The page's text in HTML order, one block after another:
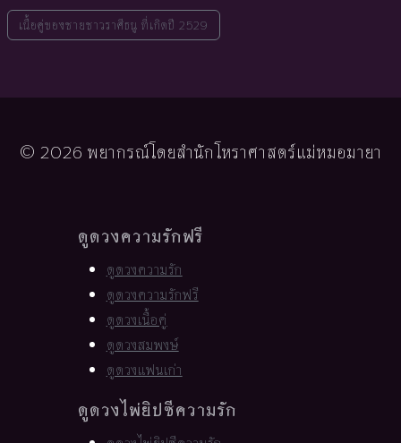
เนื้อคู่ของชายชาวราศีธนู ที่เกิดปี 2529
© 2026 พยากรณ์โดยสำนักโหราศาสตร์แม่หมอมายา
ดูดวงความรักฟรี
ดูดวงความรัก
ดูดวงความรักฟรี
ดูดวงเนื้อคู่
ดูดวงสมพงษ์
ดูดวงแฟนเก่า
ดูดวงไพ่ยิปซีความรัก